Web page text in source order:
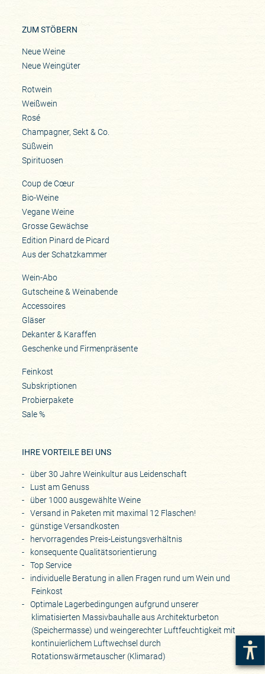
ZUM STÖBERN
Neue Weine
Neue Weingüter
Rotwein
Weißwein
Rosé
Champagner, Sekt & Co.
Süßwein
Spirituosen
Coup de Cœur
Bio-Weine
Vegane Weine
Grosse Gewächse
Edition Pinard de Picard
Aus der Schatzkammer
Wein-Abo
Gutscheine & Weinabende
Accessoires
Gläser
Dekanter & Karaffen
Geschenke und Firmenpräsente
Feinkost
Subskriptionen
Probierpakete
Sale %
IHRE VORTEILE BEI UNS
über 30 Jahre Weinkultur aus Leidenschaft
Lust am Genuss
über 1000 ausgewählte Weine
Versand in Paketen mit maximal 12 Flaschen!
günstige Versandkosten
hervorragendes Preis-Leistungsverhältnis
konsequente Qualitätsorientierung
Top Service
individuelle Beratung in allen Fragen rund um Wein und
Feinkost
Optimale Lagerbedingungen aufgrund unserer
klimatisierten Massivbauhalle aus Architekturbeton
(Speichermasse) und weingerechter Luftfeuchtigkeit mit
kontinuierlichem Luftwechsel durch
Rotationswärmetauscher (Klimarad)